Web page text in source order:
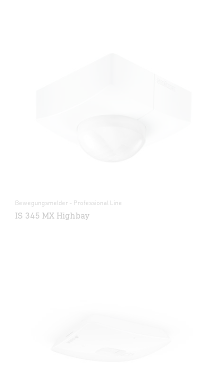
Bewegungsmelder - Professional Line
IS 345 MX Highbay